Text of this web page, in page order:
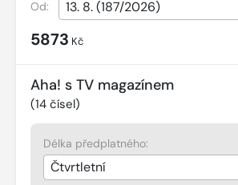
Od:
5873 Kč
Aha! s TV magazínem
(14 čísel)
Délka předplatného: